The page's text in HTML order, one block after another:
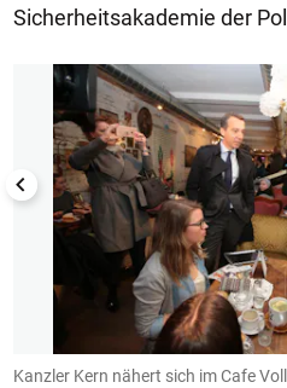
Sicherheitsakademie der
1/6
Kanzler Kern nähert sich im Cafe